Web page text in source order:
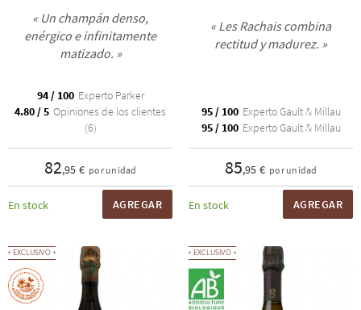
« Un champán denso,
enérgico e infinitamente
matizado. »
94 / 100 Experto Parker
4.80 / 5 Opiniones de los clientes
(6)
82,95 € por unidad
En stock AGREGAR
« Les Rachais combina
rectitud y madurez. »
95 / 100 Experto Gault & Millau
95 / 100 Experto Gault & Millau
85,95 € por unidad
En stock AGREGAR
EXCLUSIVO EXCLUSIVO